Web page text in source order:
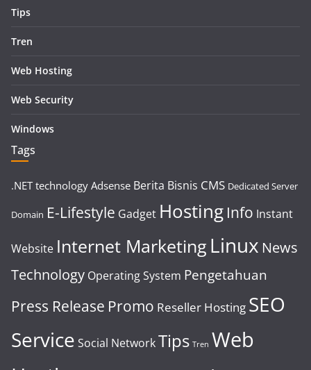
Tips
Tren
Web Hosting
Web Security
Windows
Tags
.NET technology Adsense Berita Bisnis CMS Dedicated Server
Domain E-Lifestyle Gadget Hosting Info Instant
Website Internet Marketing Linux News
Technology Operating System Pengetahuan
Press Release Promo Reseller Hosting SEO
Service Social NetworkTips Tren Web